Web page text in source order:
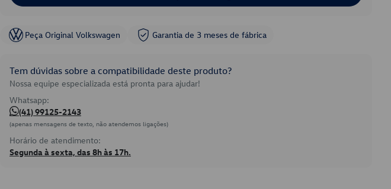
Peça Original Volkswagen Garantia de 3 meses de fábrica
Tem dúvidas sobre a compatibilidade deste produto?
Nossa equipe especializada está pronta para ajudar!
Whatsapp:
(41) 99125-2143
(apenas mensagens de texto, não atendemos ligações)
Horário de atendimento:
Segunda à sexta, das 8h às 17h.